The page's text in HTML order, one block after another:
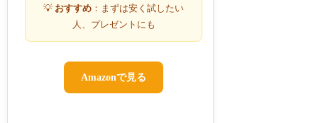
💡 おすすめ ：まずは安く試したい
人、プレゼントにも
Amazonで見る